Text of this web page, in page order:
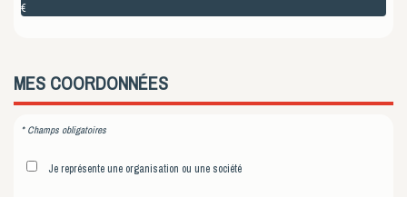
€
MES COORDONNÉES
* Champs obligatoires
Je représente une organisation ou une société